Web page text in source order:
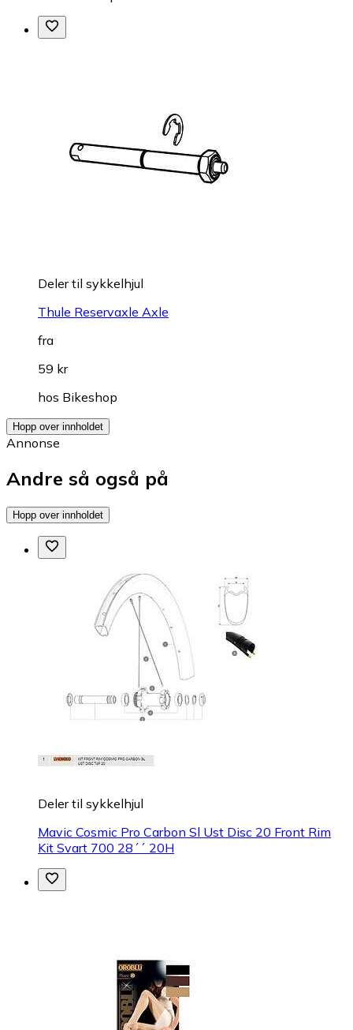
Deler til sykkelhjul
Thule Reservaxle Axle
fra
59 kr
hos Bikeshop
Hopp over innholdet
Annonse
Andre så også på
Hopp over innholdet
Deler til sykkelhjul
Mavic Cosmic Pro Carbon Sl Ust Disc 20 Front Rim
Kit Svart 700 28´´ 20H